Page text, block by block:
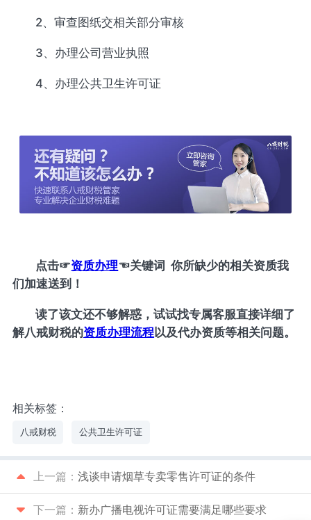
2、审查图纸交相关部分审核
3、办理公司营业执照
4、办理公共卫生许可证
点击☞资质办理☜关键词 你所缺少的相关资质我
们加速送到！
读了该文还不够解惑，试试找专属客服直接详细了
解八戒财税的资质办理流程以及代办资质等相关问题。
相关标签：
八戒财税 公共卫生许可证
上一篇： 浅谈申请烟草专卖零售许可证的条件
下一篇： 新办广播电视许可证需要满足哪些要求